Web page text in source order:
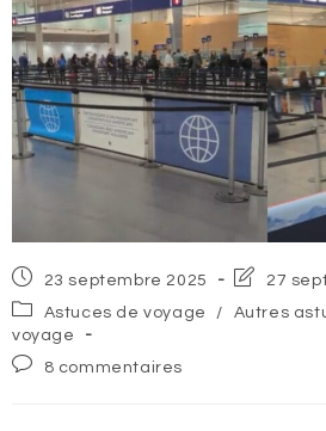
Post
published:
23 septembre 2025
Post
modified:
27
Post
category:
Astuces de voyage /
Autres
voyage
Post8 commentaires